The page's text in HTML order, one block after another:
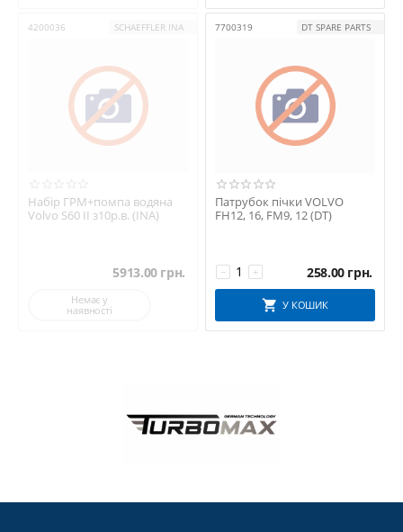
4200036 SCHAEFFLER INA
Набір ГРМ+помпа водяна
Volvo S60 ІІ з10р.в. (INA)
5913.00 грн.
Немає у
наявності
7700319 DT SPARE PARTS
Патрубок пічки VOLVO
FH12, 16, FM9, 12 (DT)
+
− 258.00 грн.
У КОШИК